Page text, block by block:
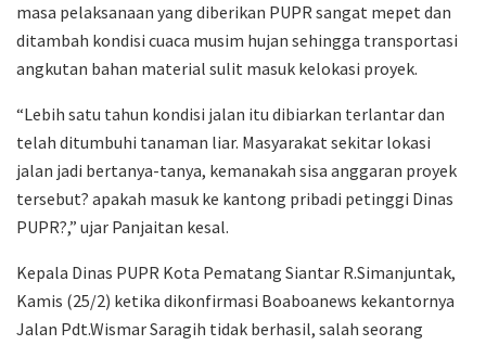
masa pelaksanaan yang diberikan PUPR sangat mepet dan
ditambah kondisi cuaca musim hujan sehingga transportasi
angkutan bahan material sulit masuk kelokasi proyek.
“Lebih satu tahun kondisi jalan itu dibiarkan terlantar dan
telah ditumbuhi tanaman liar. Masyarakat sekitar lokasi
jalan jadi bertanya-tanya, kemanakah sisa anggaran proyek
tersebut? apakah masuk ke kantong pribadi petinggi Dinas
PUPR?,” ujar Panjaitan kesal.
Kepala Dinas PUPR Kota Pematang Siantar R.Simanjuntak,
Kamis (25/2) ketika dikonfirmasi Boaboanews kekantornya
Jalan Pdt.Wismar Saragih tidak berhasil, salah seorang